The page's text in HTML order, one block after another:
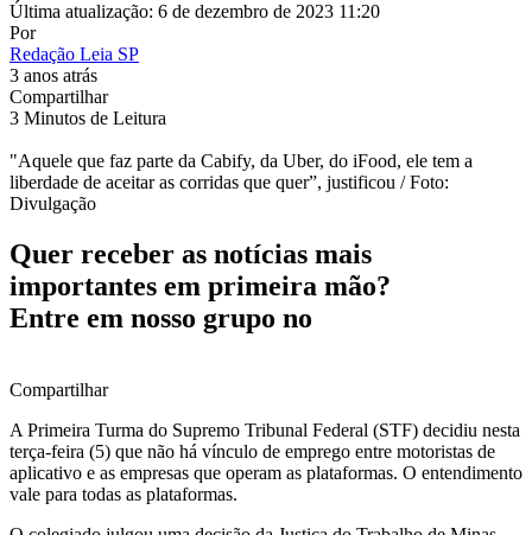
Última atualização: 6 de dezembro de 2023 11:20
Por
Redação Leia SP
3 anos atrás
Compartilhar
3 Minutos de Leitura
"Aquele que faz parte da Cabify, da Uber, do iFood, ele tem a
liberdade de aceitar as corridas que quer”, justificou / Foto:
Divulgação
Quer receber as notícias mais
importantes em primeira mão?
Entre em nosso grupo no
Compartilhar
A Primeira Turma do Supremo Tribunal Federal (STF) decidiu nesta
terça-feira (5) que não há vínculo de emprego entre motoristas de
aplicativo e as empresas que operam as plataformas. O entendimento
vale para todas as plataformas.